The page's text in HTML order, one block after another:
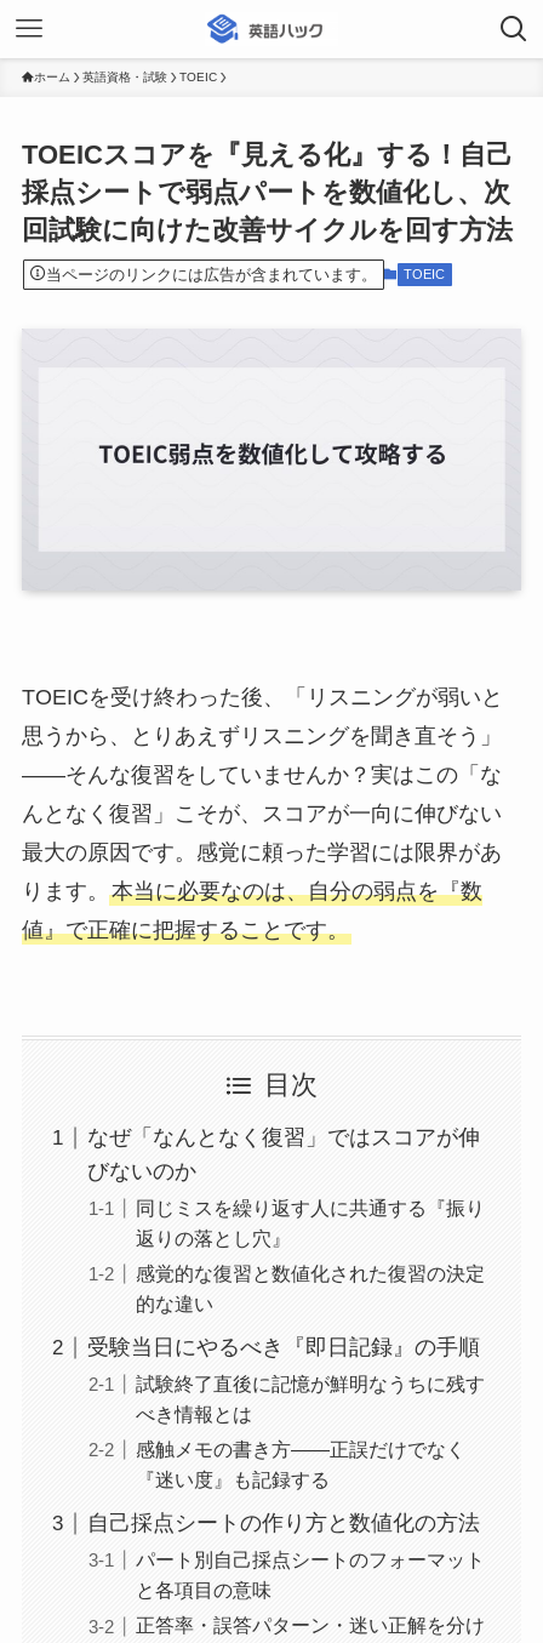
ホーム 英語資格・試験 TOEIC
TOEICスコアを『見える化』する！自己
採点シートで弱点パートを数値化し、次
回試験に向けた改善サイクルを回す方法
当ページのリンクには広告が含まれています。 TOEIC
TOEICを受け終わった後、「リスニングが弱いと
思うから、とりあえずリスニングを聞き直そう」
——そんな復習をしていませんか？実はこの「な
んとなく復習」こそが、スコアが一向に伸びない
最大の原因です。感覚に頼った学習には限界があ
ります。 本当に必要なのは、自分の弱点を『数
値』で正確に把握することです。
目次
なぜ「なんとなく復習」ではスコアが伸
びないのか
同じミスを繰り返す人に共通する『振り
返りの落とし穴』
感覚的な復習と数値化された復習の決定
的な違い
受験当日にやるべき『即日記録』の手順
試験終了直後に記憶が鮮明なうちに残す
べき情報とは
感触メモの書き方——正誤だけでなく
『迷い度』も記録する
自己採点シートの作り方と数値化の方法
パート別自己採点シートのフォーマット
と各項目の意味
正答率・誤答パターン・迷い正解を分け